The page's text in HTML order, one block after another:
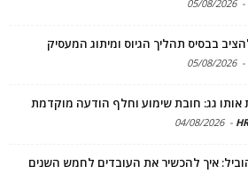
-
05/08/2026
-
05/08/2026
אותו גג: חובת שימוע וחלף הודעה מוקדמת
-
04/08/2026
איך להכשיר את העובדים לחמש השנים